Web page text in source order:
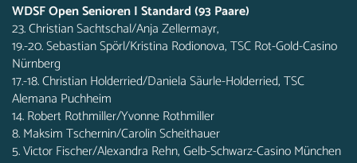
WDSF Open Senioren I Standard (93 Paare)
23. Christian Sachtschal/Anja Zellermayr,
19.-20. Sebastian Spörl/Kristina Rodionova, TSC Rot-Gold-Casino
Nürnberg
17.-18. Christian Holderried/Daniela Säurle-Holderried, TSC
Alemana Puchheim
14. Robert Rothmiller/Yvonne Rothmiller
8. Maksim Tschernin/Carolin Scheithauer
5. Victor Fischer/Alexandra Rehn, Gelb-Schwarz-Casino München